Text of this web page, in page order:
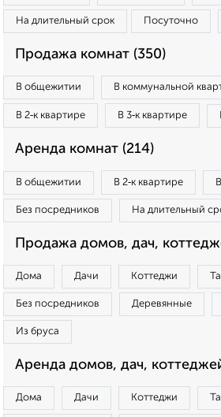
На длительный срок Посуточно
Продажа комнат (350)
В общежитии В коммунальной
В 2‑к квартире В 3‑к квартире
Аренда комнат (214)
В общежитии В 2‑к квартире
Без посредников На длительный
Продажа домов, дач,
Дома Дачи Коттеджи
Без посредников Деревянные
Из бруса
Аренда домов, дач,
Дома Дачи Коттеджи